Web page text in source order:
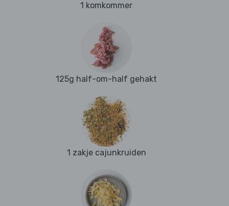
1 komkommer
125g half-om-half gehakt
1 zakje cajunkruiden